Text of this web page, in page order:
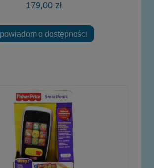
179,00 zł
powiadom o dostępności